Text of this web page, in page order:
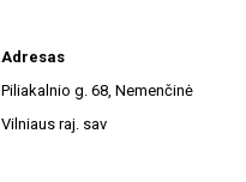
Adresas
Piliakalnio g. 68, Nemenčinė
Vilniaus raj. sav